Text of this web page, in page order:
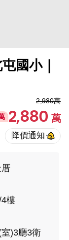
國小｜
2,980萬
2,880萬
樓
)3廳3衛